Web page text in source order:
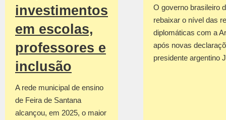
investimentos
em escolas,
professores e
inclusão
A rede municipal de ensino
de Feira de Santana
alcançou, em 2025, o maior
O governo brasileiro
rebaixar o nível das
diplomáticas com a
após novas
presidente argentino